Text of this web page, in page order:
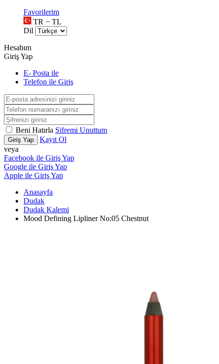
Favorilerim
TR − TL
Dil
Hesabım
Giriş Yap
E- Posta ile
Telefon ile Giriş
Beni Hatırla Şifremi Unuttum
Giriş Yap
Kayıt Ol
veya
Facebook ile Giriş Yap
Google ile Giriş Yap
Apple ile Giriş Yap
Anasayfa
Dudak
Dudak Kalemi
Mood Defining Lipliner No:05 Chestnut